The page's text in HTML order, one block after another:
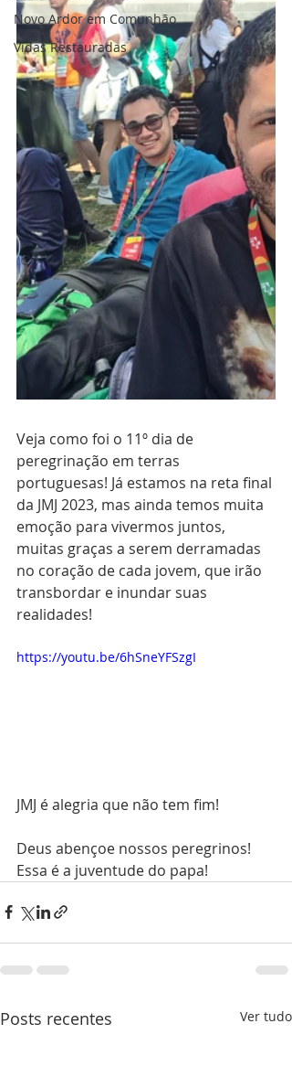
Novo Ardor em Comunhão
Vidas Restauradas
Veja como foi o 11º dia de
peregrinação em terras
portuguesas! Já estamos na reta final
da JMJ 2023, mas ainda temos muita
emoção para vivermos juntos,
muitas graças a serem derramadas
no coração de cada jovem, que irão
transbordar e inundar suas
realidades!
https://youtu.be/6hSneYFSzgI
JMJ é alegria que não tem fim!
Deus abençoe nossos peregrinos!
Essa é a juventude do papa!
Posts recentes Ver tudo